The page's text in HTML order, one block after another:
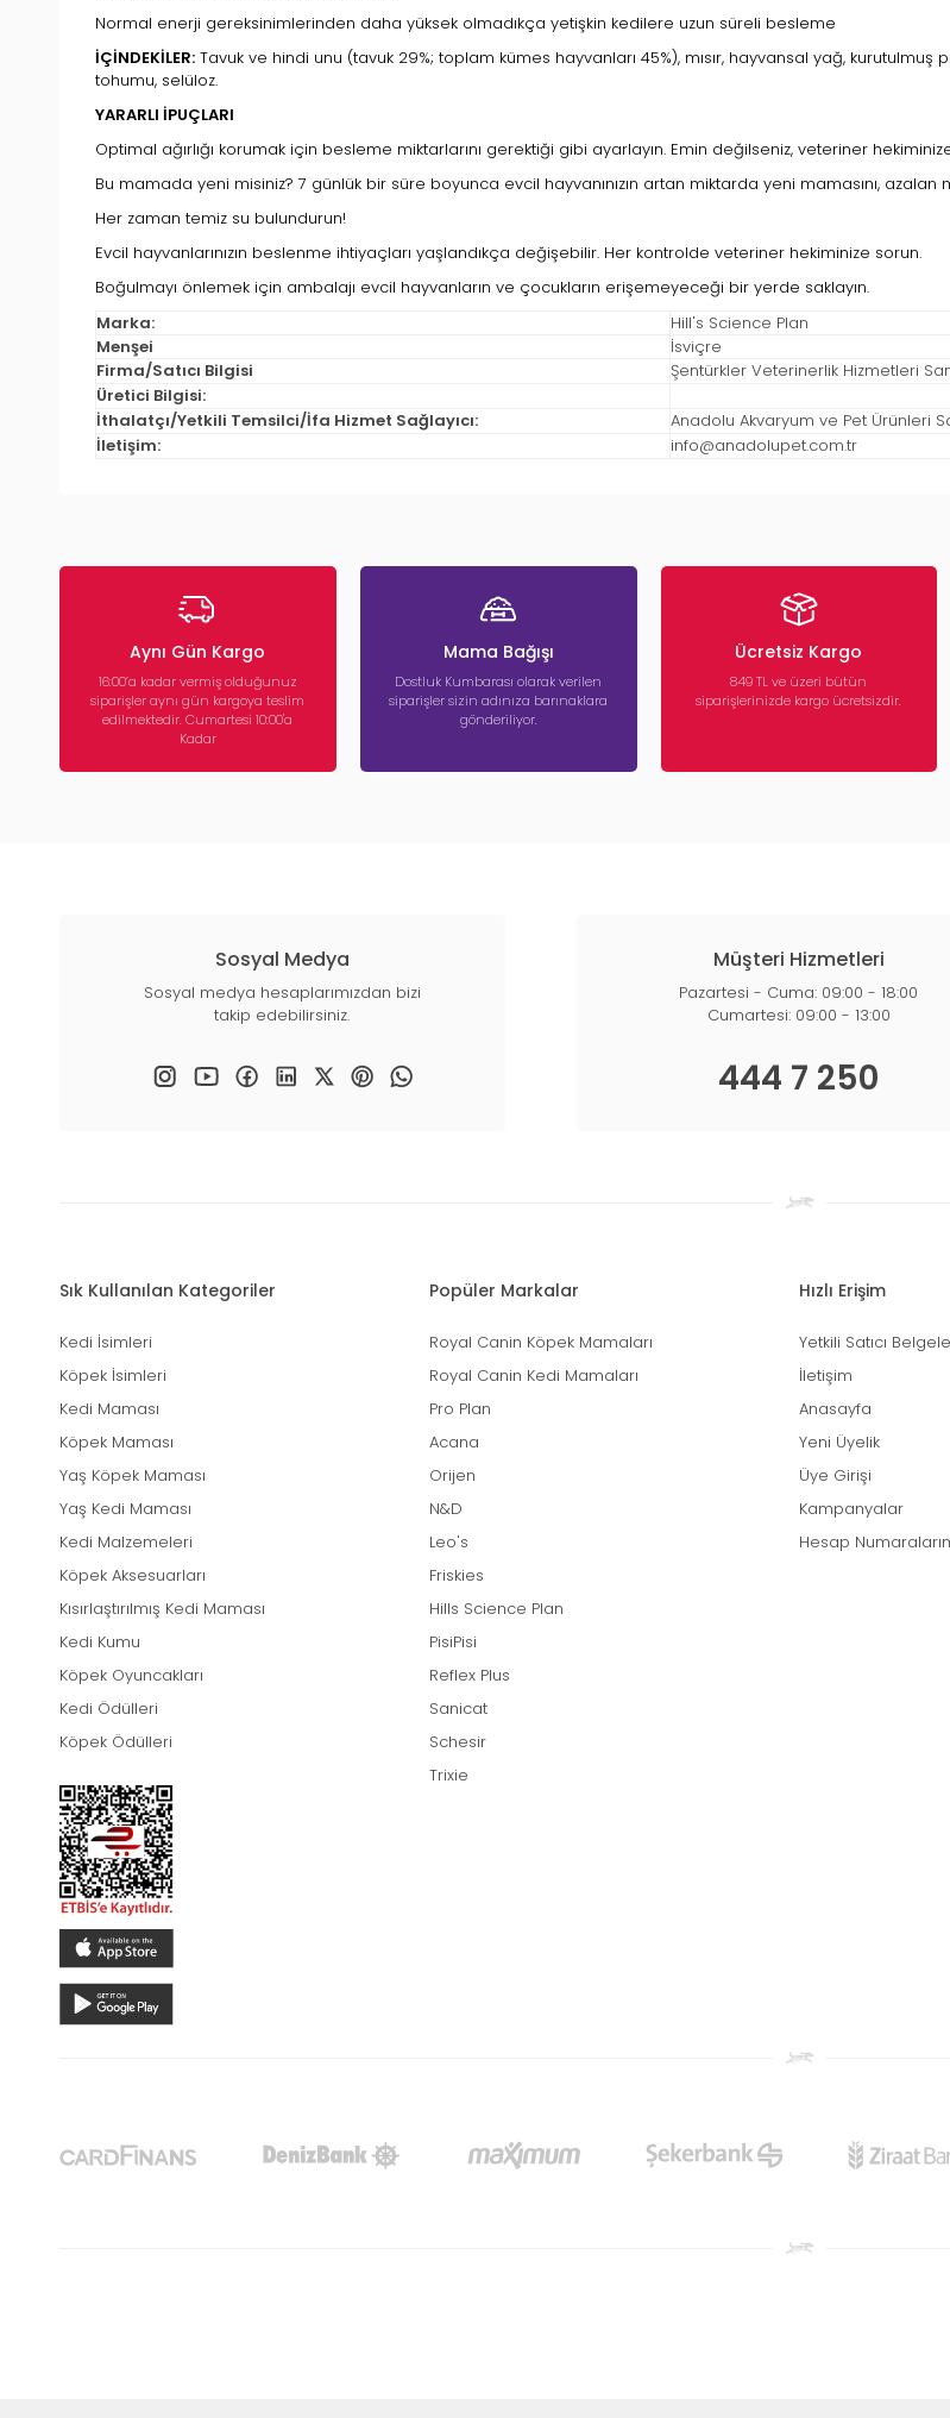
Normal enerji gereksinimlerinden daha yüksek olmadıkça yetişkin kedilere uzun süreli besleme
İÇİNDEKİLER: Tavuk ve hindi unu (tavuk 29%; toplam kümes hayvanları 45%), mısır, hayvansal yağ,
tohumu, selüloz.
YARARLI İPUÇLARI
Optimal ağırlığı korumak için besleme miktarlarını gerektiği gibi ayarlayın. Emin değilseniz, veteriner
Bu mamada yeni misiniz? 7 günlük bir süre boyunca evcil hayvanınızın artan miktarda yeni mamasını, azalan
Her zaman temiz su bulundurun!
Evcil hayvanlarınızın beslenme ihtiyaçları yaşlandıkça değişebilir. Her kontrolde veteriner hekiminize sorun.
Boğulmayı önlemek için ambalajı evcil hayvanların ve çocukların erişemeyeceği bir yerde saklayın.
Marka:
Hill's Science Plan
Menşei
İsviçre
Firma/Satıcı Bilgisi
Şentürkler Veterinerlik Hizmetleri
Üretici Bilgisi:
İthalatçı/Yetkili Temsilci/İfa Hizmet Sağlayıcı:
Anadolu Akvaryum ve Pet Ürünleri
İletişim:
info@anadolupet.com.tr
Aynı Gün Kargo
16:00’a kadar vermiş olduğunuz
siparişler aynı gün kargoya teslim
edilmektedir. Cumartesi 10:00'a
Kadar
Mama Bağışı
Dostluk Kumbarası olarak verilen
siparişler sizin adınıza barınaklara
gönderiliyor.
Ücretsiz Kargo
849 TL ve üzeri bütün
siparişlerinizde kargo ücretsizdir.
Sosyal Medya
Sosyal medya hesaplarımızdan bizi
takip edebilirsiniz.
Müşteri Hizmetleri
Pazartesi - Cuma: 09:00 - 18:00
Cumartesi: 09:00 - 13:00
444 7 250
Sık Kullanılan Kategoriler
Kedi İsimleri
Köpek İsimleri
Kedi Maması
Köpek Maması
Yaş Köpek Maması
Yaş Kedi Maması
Kedi Malzemeleri
Köpek Aksesuarları
Kısırlaştırılmış Kedi Maması
Kedi Kumu
Köpek Oyuncakları
Kedi Ödülleri
Köpek Ödülleri
Popüler Markalar
Royal Canin Köpek Mamaları
Royal Canin Kedi Mamaları
Pro Plan
Acana
Orijen
N&D
Leo's
Friskies
Hills Science Plan
PisiPisi
Reflex Plus
Sanicat
Schesir
Trixie
Hızlı Erişim
Yetkili Satıcı
İletişim
Anasayfa
Yeni Üyelik
Üye Girişi
Kampanyalar
Hesap